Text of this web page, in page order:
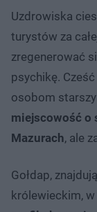
Uzdrowiska
turystów za
zregenerować
psychikę.
osobom
miejscowość o
Mazurach, ale
Gołdap,
królewieckim,